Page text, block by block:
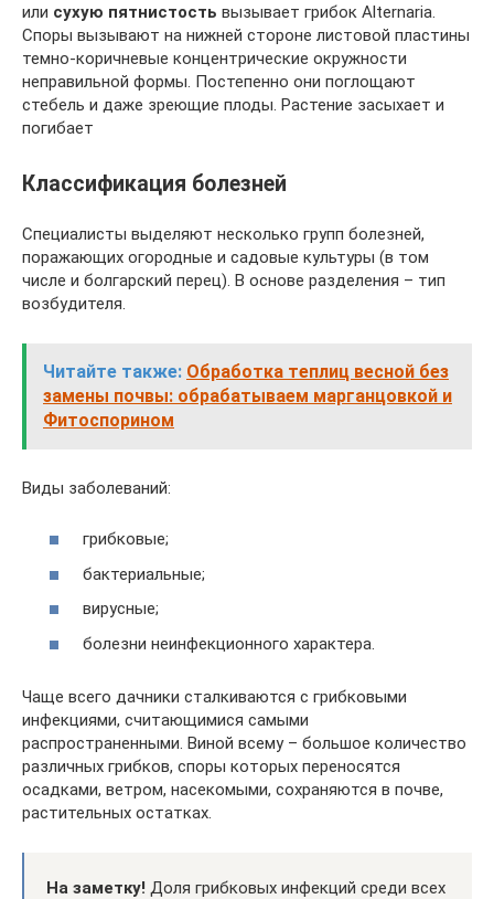
или сухую пятнистость вызывает грибок Alternaria.
Споры вызывают на нижней стороне листовой пластины
темно-коричневые концентрические окружности
неправильной формы. Постепенно они поглощают
стебель и даже зреющие плоды. Растение засыхает и
погибает
Классификация болезней
Специалисты выделяют несколько групп болезней,
поражающих огородные и садовые культуры (в том
числе и болгарский перец). В основе разделения – тип
возбудителя.
Читайте также: Обработка теплиц весной без
замены почвы: обрабатываем марганцовкой и
Фитоспорином
Виды заболеваний:
грибковые;
бактериальные;
вирусные;
болезни неинфекционного характера.
Чаще всего дачники сталкиваются с грибковыми
инфекциями, считающимися самыми
распространенными. Виной всему – большое количество
различных грибков, споры которых переносятся
осадками, ветром, насекомыми, сохраняются в почве,
растительных остатках.
На заметку! Доля грибковых инфекций среди всех